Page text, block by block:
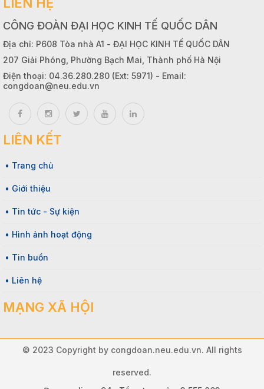
CÔNG ĐOÀN ĐẠI HỌC KINH TẾ QUỐC DÂN
Địa chỉ: P608 Tòa nhà A1 - ĐẠI HỌC KINH TẾ QUỐC DÂN
207 Giải Phóng, Phường Bạch Mai, Thành phố Hà Nội
Điện thoại: 04.36.280.280 (Ext: 5971) - Email:
congdoan@neu.edu.vn
LIÊN KẾT
• Trang chủ
• Giới thiệu
• Tin tức - Sự kiện
• Hình ảnh hoạt động
• Tin buồn
• Liên hệ
MẠNG XÃ HỘI
© 2023 Copyright by congdoan.neu.edu.vn. All rights
reserved.